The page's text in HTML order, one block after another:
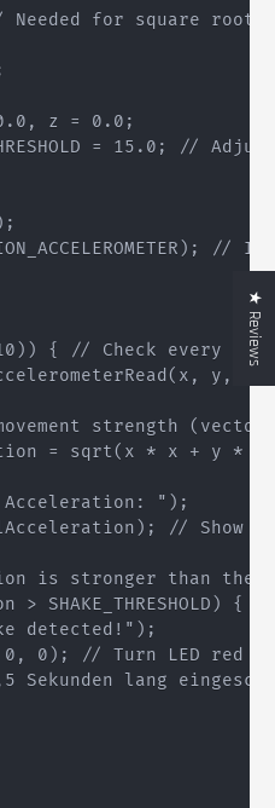
Needed for square root
z = 0.0;
= 15.0; //
{ // Check every
y,
strength (vector
= sqrt(x * x + y *
");
// Show
is stronger than the
{
detected!");
0, 0); // Turn LED red
Sekunden lang
★ Reviews